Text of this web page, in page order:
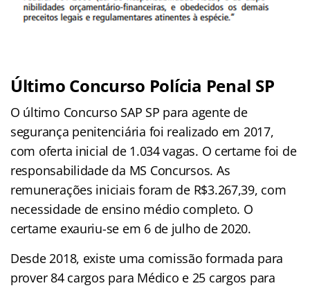
Último Concurso Polícia Penal SP
O último Concurso SAP SP para agente de
segurança penitenciária foi realizado em 2017,
com oferta inicial de 1.034 vagas. O certame foi de
responsabilidade da MS Concursos. As
remunerações iniciais foram de R$3.267,39, com
necessidade de ensino médio completo. O
certame exauriu-se em 6 de julho de 2020.
Desde 2018, existe uma comissão formada para
prover 84 cargos para Médico e 25 cargos para